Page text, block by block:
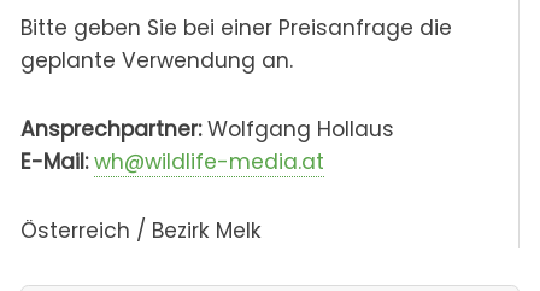
Bitte geben Sie bei einer Preisanfrage die
geplante Verwendung an.
Ansprechpartner:Wolfgang Hollaus
E-Mail: wh@wildlife-media.at
Österreich / Bezirk Melk